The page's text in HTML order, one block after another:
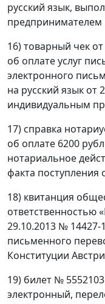
русский язык,
предпринимателем
16) товарный чек
об оплате услуг
электронного
на русский язык от
индивидуальным
17) справка
об оплате 6200
нотариальное
факта поступления
18) квитанция
ответственностью
29.10.2013 № 14427-
письменного
Конституции
19) билет №
электронный,